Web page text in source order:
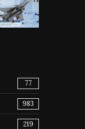
77
983
219